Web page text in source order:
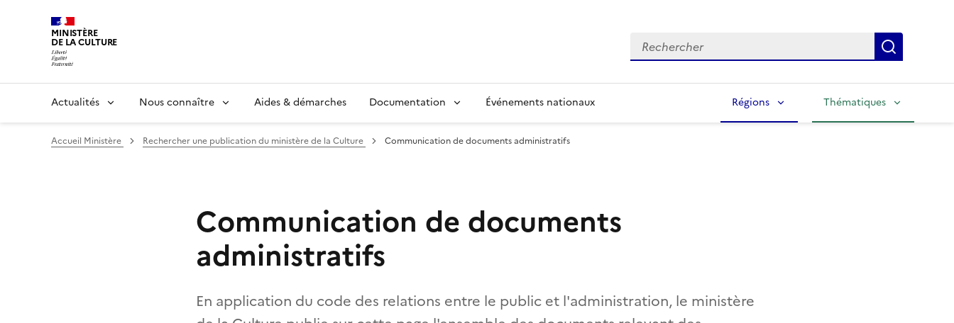
MINISTÈRE
DE LA CULTURE Rechercher
Actualités Nous connaître Aides & démarches Documentation Événements nationaux Régions Thématiques
Accueil Ministère Rechercher une publication du ministère de la Culture Communication de documents administratifs
Communication de documents
administratifs
En application du code des relations entre le public et l'administration, le ministère